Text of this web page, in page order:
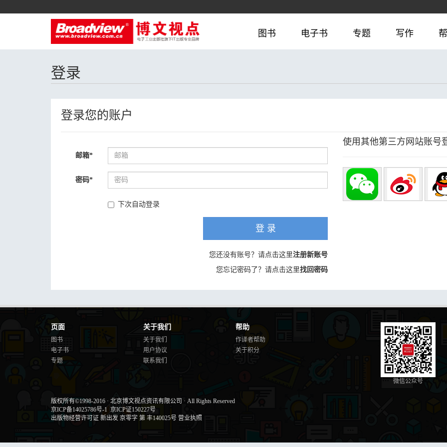
图书 电子书 专题 写作
登录
登录您的账户
邮箱*
密码*
下次自动登录
登 录
您还没有账号？请点击这里注册新账号
您忘记密码了？请点击这里找回密码
使用其他第三方网站账号
页面
图书
电子书
专题
关于我们
关于我们
用户协议
联系我们
帮助
作译者帮助
关于积分
微信公众号
版权所有©1998-2016 · 北京博文视点资讯有限公司 · All Rights Reserved
京ICP备14025786号-1 京ICP证150227号
出版物经营许可证 新出发 京零字 第 丰140025号 营业执照